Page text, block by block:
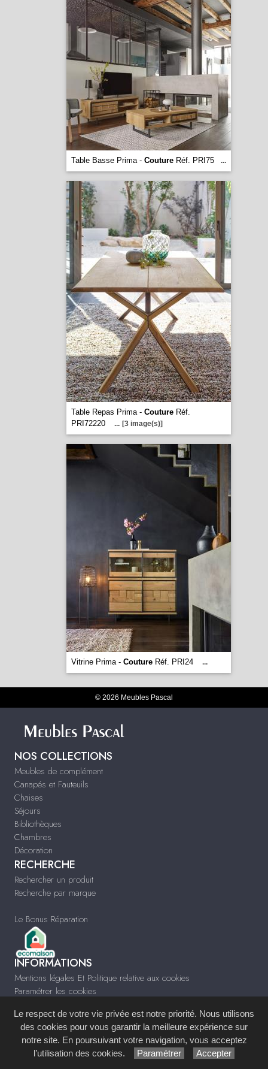
Table Basse Prima - CoutureRéf. PRI75 ...
Table Repas Prima - CoutureRéf.
PRI72220
... [3 image(s)]
Vitrine Prima - CoutureRéf. PRI24 ...
© 2026 Meubles Pascal
NOS COLLECTIONS
Meubles de complément
Canapés et Fauteuils
Chaises
Séjours
Bibliothèques
Chambres
Décoration
RECHERCHE
Rechercher un produit
Recherche par marque
Le Bonus Réparation
INFORMATIONS
Mentions légales Et Politique relative aux cookies
Paramétrer les cookies
www.meubles-pascal.fr
Site réalisé avec leSystème de Gestion de Contenu (SGC)imagenia, créé et
développé en France parmémoire d'images.
Le respect de votre vie privée est notre priorité. Nous utilisons
des cookies pour vous garantir la meilleure expérience sur
notre site. En poursuivant votre navigation, vous acceptez
l’utilisation des cookies.
Paramétrer Accepter